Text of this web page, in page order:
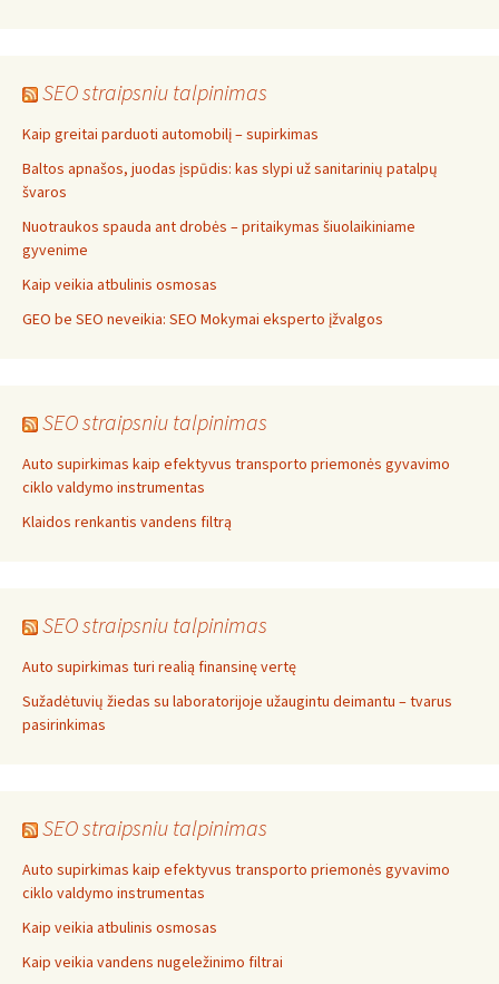
SEO straipsniu talpinimas
Kaip greitai parduoti automobilį – supirkimas
Baltos apnašos, juodas įspūdis: kas slypi už sanitarinių patalpų
švaros
Nuotraukos spauda ant drobės – pritaikymas šiuolaikiniame
gyvenime
Kaip veikia atbulinis osmosas
GEO be SEO neveikia: SEO Mokymai eksperto įžvalgos
SEO straipsniu talpinimas
Auto supirkimas kaip efektyvus transporto priemonės gyvavimo
ciklo valdymo instrumentas
Klaidos renkantis vandens filtrą
SEO straipsniu talpinimas
Auto supirkimas turi realią finansinę vertę
Sužadėtuvių žiedas su laboratorijoje užaugintu deimantu – tvarus
pasirinkimas
SEO straipsniu talpinimas
Auto supirkimas kaip efektyvus transporto priemonės gyvavimo
ciklo valdymo instrumentas
Kaip veikia atbulinis osmosas
Kaip veikia vandens nugeležinimo filtrai